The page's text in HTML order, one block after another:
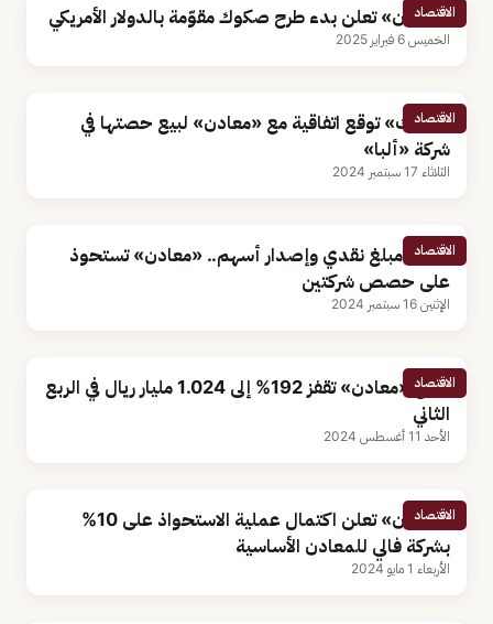
الاقتصاد
«معادن» تعلن بدء طرح صكوك مقوّمة بالدولار الأمريكي
الخميس 6 فبراير 2025
الاقتصاد
«سابك» توقع اتفاقية مع «معادن» لبيع حصتها في
شركة «ألبا»
الثلاثاء 17 سبتمبر 2024
الاقتصاد
مقابل مبلغ نقدي وإصدار أسهم.. «معادن» تستحوذ
على حصص شركتين
الإثنين 16 سبتمبر 2024
الاقتصاد
أرباح «معادن» تقفز 192% إلى 1.024 مليار ريال في الربع
الثاني
الأحد 11 أغسطس 2024
الاقتصاد
«معادن» تعلن اكتمال عملية الاستحواذ على 10%
بشركة فالي للمعادن الأساسية
الأربعاء 1 مايو 2024